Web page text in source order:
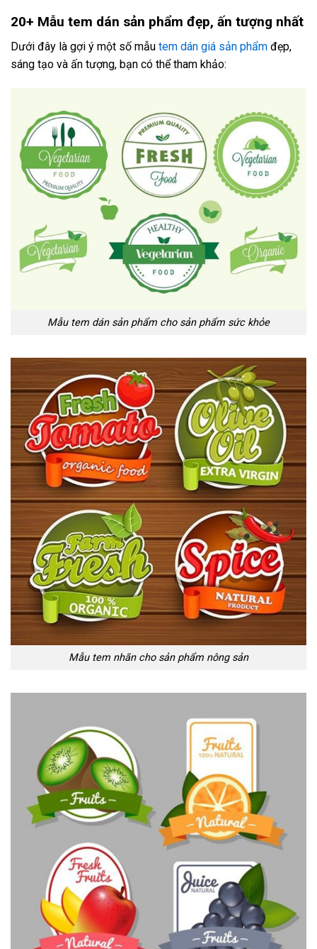
20+ Mẫu tem dán sản phẩm đẹp, ấn tượng nhất
Dưới đây là gợi ý một số mẫu tem dán giá sản phẩm đẹp,
sáng tạo và ấn tượng, bạn có thể tham khảo:
Mẫu tem dán sản phẩm cho sản phẩm sức khỏe
Mẫu tem nhãn cho sản phẩm nông sản